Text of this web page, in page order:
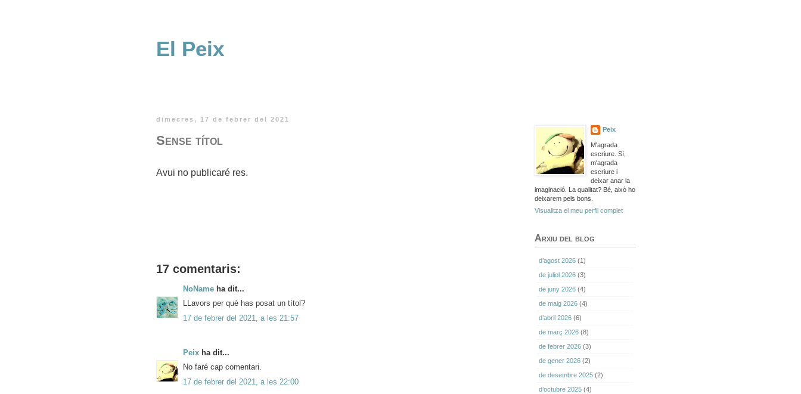
El Peix
dimecres, 17 de febrer del 2021
Sense títol
Avui no publicaré res.
17 comentaris:
NoName ha dit...
LLavors per què has posat un títol?
17 de febrer del 2021, a les 21:57
Peix ha dit...
No faré cap comentari.
17 de febrer del 2021, a les 22:00
Peix
M'agrada
escriure. Sí,
m'agrada
escriure i
deixar anar la
imaginació. La qualitat? Bé, això ho
deixarem pels bons.
Visualitza el meu perfil complet
Arxiu del blog
d’agost 2026 (1)
de juliol 2026 (3)
de juny 2026 (4)
de maig 2026 (4)
d’abril 2026 (6)
de març 2026 (8)
de febrer 2026 (3)
de gener 2026 (2)
de desembre 2025 (2)
d’octubre 2025 (4)